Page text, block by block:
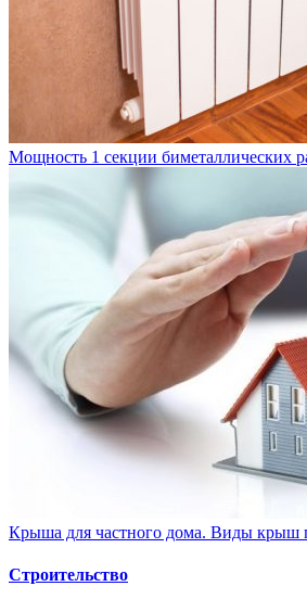
Мощность 1 секции биметаллических
Крыша для частного дома. Виды крыш
Строительство